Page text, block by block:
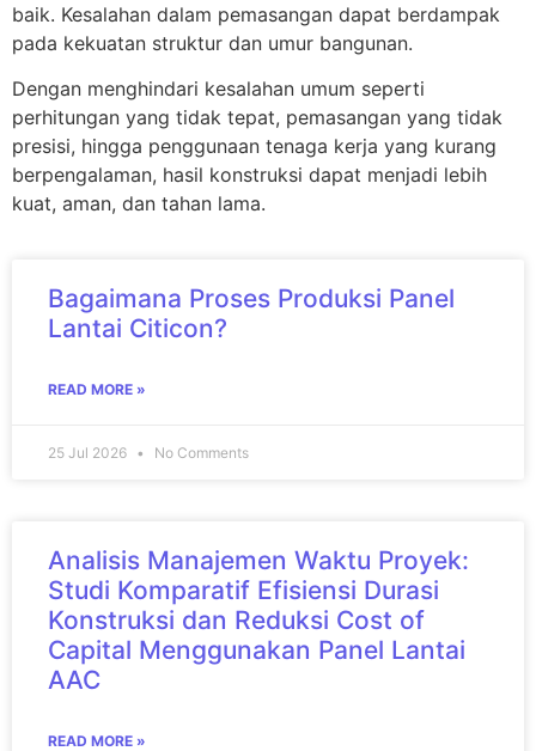
baik. Kesalahan dalam pemasangan dapat berdampak
pada kekuatan struktur dan umur bangunan.
Dengan menghindari kesalahan umum seperti
perhitungan yang tidak tepat, pemasangan yang tidak
presisi, hingga penggunaan tenaga kerja yang kurang
berpengalaman, hasil konstruksi dapat menjadi lebih
kuat, aman, dan tahan lama.
Bagaimana Proses Produksi Panel
Lantai Citicon?
READ MORE »
25 Jul 2026 No Comments
Analisis Manajemen Waktu Proyek:
Studi Komparatif Efisiensi Durasi
Konstruksi dan Reduksi Cost of
Capital Menggunakan Panel Lantai
AAC
READ MORE »